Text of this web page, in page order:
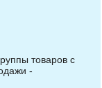
товаров с
-